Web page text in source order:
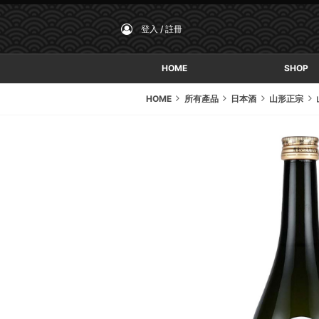
登入 / 註冊
HOME SHOP
HOME 所有產品 日本酒 山形正宗